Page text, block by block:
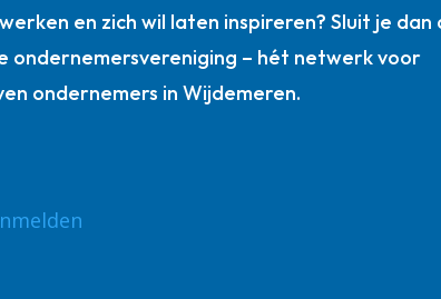
en zich wil laten inspireren? Sluit je dan
ondernemersvereniging – hét netwerk voor
ondernemers in Wijdemeren.